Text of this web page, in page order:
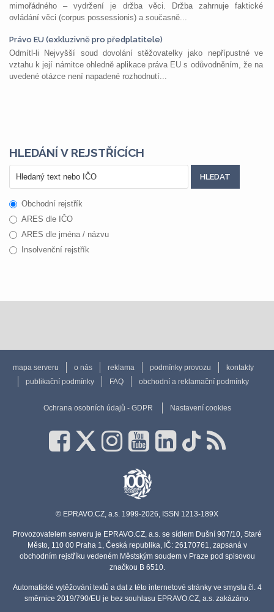
mimořádného – vydržení je držba věci. Držba zahrnuje faktické
ovládání věci (corpus possessionis) a současně...
Právo EU (exkluzivně pro předplatitele)
Odmítl-li Nejvyšší soud dovolání stěžovatelky jako nepřípustné ve
vztahu k její námitce ohledně aplikace práva EU s odůvodněním, že na
uvedené otázce není napadené rozhodnutí...
HLEDÁNÍ V REJSTŘÍCÍCH
Obchodní rejstřík
ARES dle IČO
ARES dle jména / názvu
Insolvenční rejstřík
mapa serveru o nás reklama podmínky provozu
kontakty
publikační podmínky
FAQ obchodní a reklamační podmínky
Ochrana osobních údajů - GDPR Nastavení cookies
© EPRAVO.CZ, a.s. 1999-2026, ISSN 1213-189X
Provozovatelem serveru je EPRAVO.CZ, a.s. se sídlem Dušní 907/10, Staré
Město, 110 00 Praha 1, Česká republika, IČ: 26170761, zapsaná v
obchodním rejstříku vedeném Městským soudem v Praze pod spisovou
značkou B 6510.
Automatické vytěžování textů a dat z této internetové stránky ve smyslu čl. 4
směrnice 2019/790/EU je bez souhlasu EPRAVO.CZ, a.s. zakázáno.